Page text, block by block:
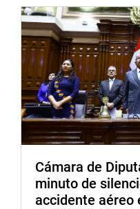
Cámara de
minuto de
accidente aéreo